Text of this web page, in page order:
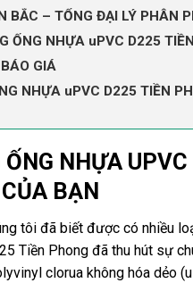
BẮC – TỔNG ĐẠI LÝ PHÂN
ỐNG NHỰA uPVC D225
GIÁ
NHỰA uPVC D225 TIỀN
NHỰA
BẠN
tôi đã biết được có nhiều
Tiền Phong đã thu hút sự
clorua không hóa dẻo